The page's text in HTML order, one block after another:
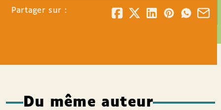
Partager sur :
Du même auteur